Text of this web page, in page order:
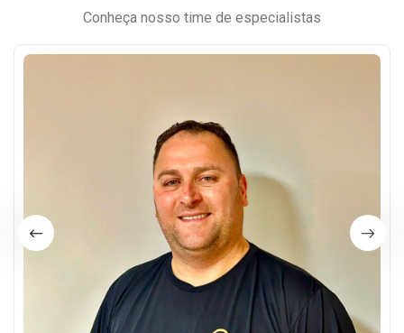
Conheça nosso time de especialistas